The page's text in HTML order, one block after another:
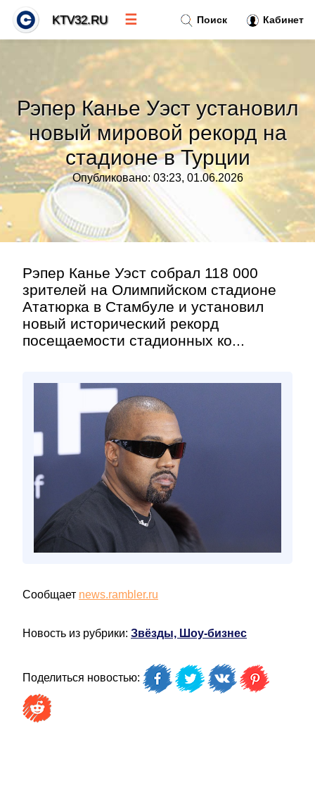
Рэпер Канье Уэст установил
новый мировой рекорд на
стадионе в Турции
Опубликовано: 03:23, 01.06.2026
Рэпер Канье Уэст собрал 118 000
зрителей на Олимпийском стадионе
Ататюрка в Стамбуле и установил
новый исторический рекорд
посещаемости стадионных ко...
Сообщает news.rambler.ru
Новость из рубрики: Звёзды, Шоу-бизнес
Поделиться новостью:
Поиск Кабинет
KTV32.RU ☰
Тренды новостей »
Рубрики»
Правила
Контакт»